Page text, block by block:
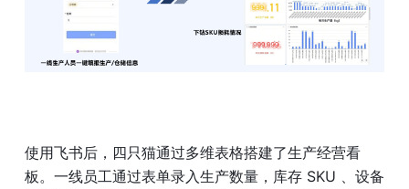
使用飞书后，四只猫通过多维表格搭建了生产经营看
板。一线员工通过表单录入生产数量，库存 SKU 、设备